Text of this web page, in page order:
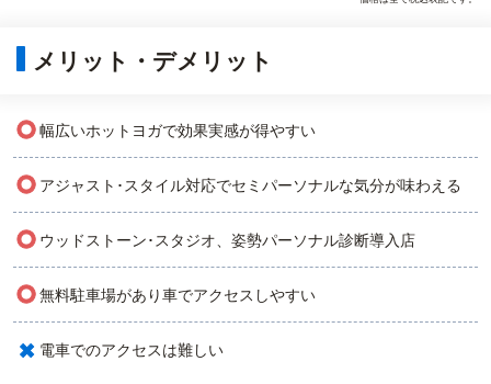
メリット・デメリット
○幅広いホットヨガで効果実感が得やすい
○ アジャスト･スタイル対応でセミパーソナルな気分が味わえる
○ ウッドストーン･スタジオ、姿勢パーソナル診断導入店
○無料駐車場があり車でアクセスしやすい
× 電車でのアクセスは難しい